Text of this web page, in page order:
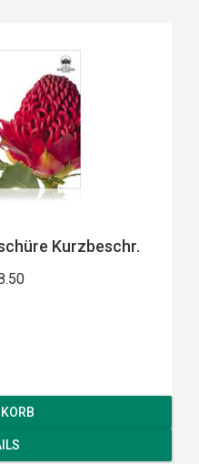
Kurzbeschr.